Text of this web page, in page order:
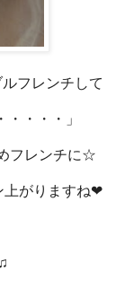
フレンチして
・・・」
フレンチに☆
上がりますね❤